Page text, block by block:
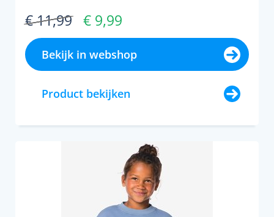
€ 11,99 € 9,99
Bekijk in webshop
Product bekijken